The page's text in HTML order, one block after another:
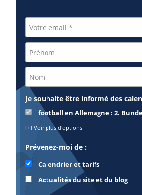
Je souhaite être informé des
football en Allemagne : 2.
[+] Voir plus d'options
Prévenez-moi de :
Calendrier et tarifs
Actualités du site et du blog